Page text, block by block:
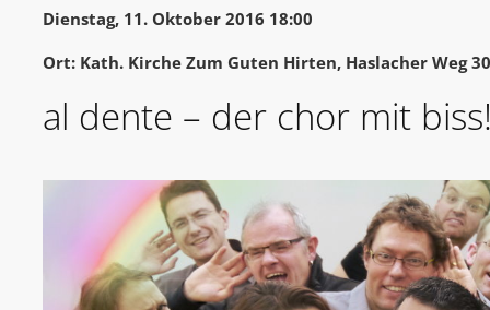
Dienstag, 11. Oktober 2016 18:00
Ort: Kath. Kirche Zum Guten Hirten, Haslacher Weg
al dente – der chor mit